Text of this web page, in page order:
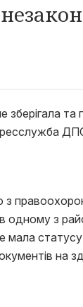
зберігала
ДПС
одному з
на